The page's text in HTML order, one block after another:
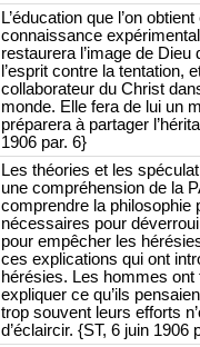
L’éducation que l’on
connaissance
restaurera l’image de Dieu
l’esprit contre la tentation,
collaborateur du Christ
monde. Elle fera de lui un
préparera à partager
1906 par. 6}
Les théories et les
une compréhension de la
comprendre la philosophie
nécessaires pour
pour empêcher les
ces explications qui ont
hérésies. Les hommes
expliquer ce qu’ils
trop souvent leurs efforts
d’éclaircir. {ST, 6 juin 1906